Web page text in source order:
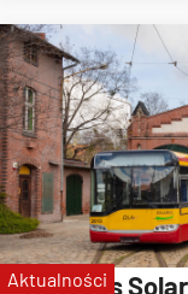
Autobus
Aktualności